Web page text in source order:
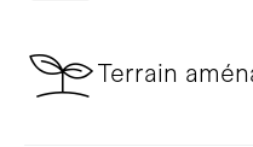
Terrain